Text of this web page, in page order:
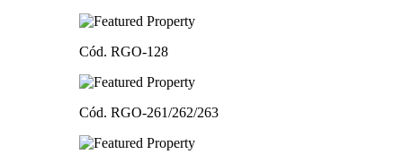
Cód. RGO-128
Cód. RGO-261/262/263